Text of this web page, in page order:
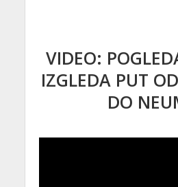
VIDEO:
IZGLEDA PUT
DO